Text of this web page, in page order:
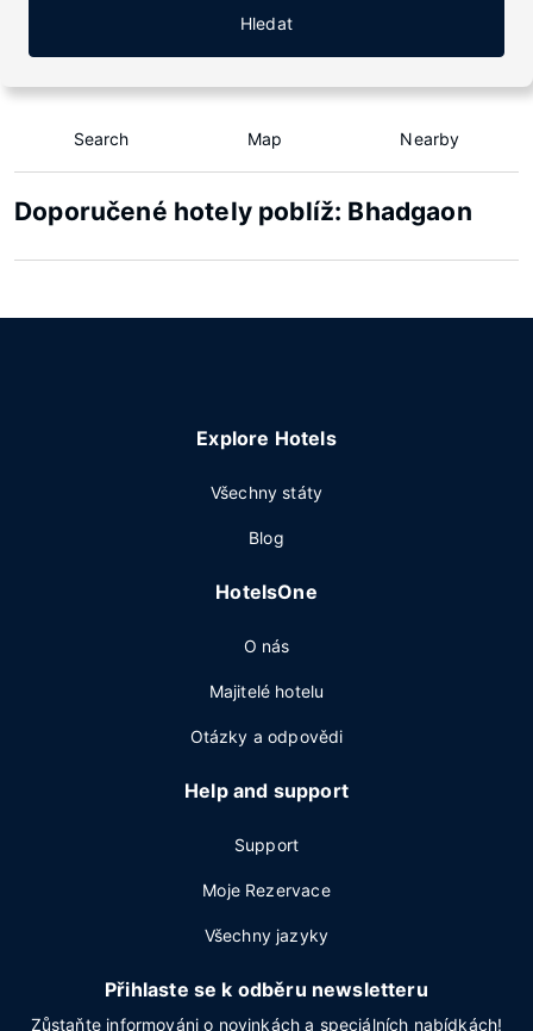
Hledat
Search Map Nearby
Doporučené hotely poblíž: Bhadgaon
Explore Hotels
Všechny státy
Blog
HotelsOne
O nás
Majitelé hotelu
Otázky a odpovědi
Help and support
Support
Moje Rezervace
Všechny jazyky
Přihlaste se k odběru newsletteru
Zůstaňte informováni o novinkách a speciálních nabídkách!